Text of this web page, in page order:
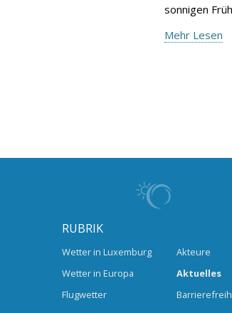
sonnigen
Mehr Lesen
RUBRIK
Wetter in Luxemburg
Wetter in Europa
Flugwetter
Akteure
Aktuelles